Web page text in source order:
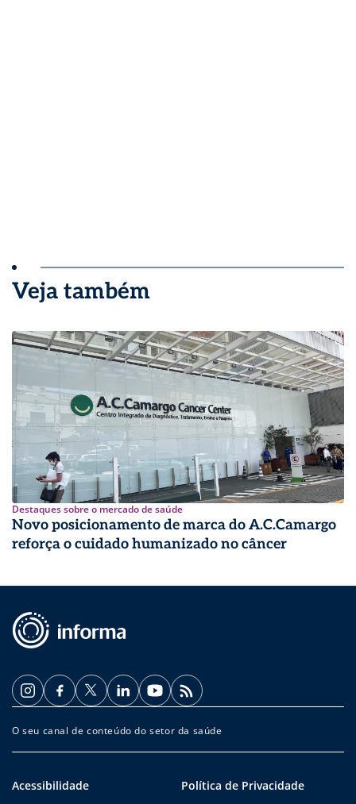
Veja também
Destaques sobre o mercado de saúde
Novo posicionamento de marca do A.C.Camargo
reforça o cuidado humanizado no câncer
O seu canal de conteúdo do setor da saúde
Acessibilidade Política de Privacidade